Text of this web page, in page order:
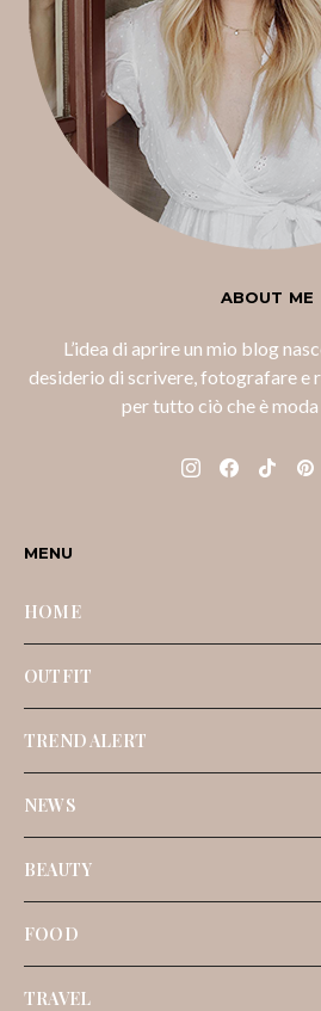
ABOUT ME
L’idea di aprire un mio blog
desiderio di scrivere, fotografare e
per tutto ciò che è moda
MENU
HOME
OUTFIT
TREND ALERT
NEWS
BEAUTY
FOOD
TRAVEL